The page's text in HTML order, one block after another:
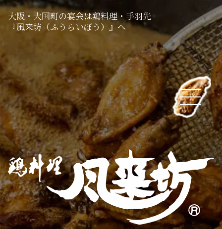
大阪・大国町の宴会は鶏料理・手羽先
『風来坊（ふうらいぼう）』へ